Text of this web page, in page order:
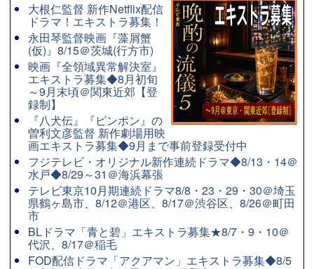
大根仁監督 新作Netflix配信
ドラマ！エキストラ募集！
永田琴監督映画『藻屑蟹
(仮)』8/15＠茨城(行方市)
映画『全領域異常解決室』
エキストラ募集◆8月初旬
～9月末頃＠関東近郊【登
録制】
『八犬伝』『ピンポン』の
曽利文彦監督 新作劇場用映
画エキストラ募集◆9月まで事前登録受付中
フジテレビ・オリジナル新作連続ドラマ◆8/13・14＠
水戸◆8/29～31＠海浜幕張
テレビ東京10月期連続ドラマ8/8・23・29・30＠埼玉
県鶴ヶ島市、8/12＠港区、8/17＠渋谷区、8/26＠町田
市
BLドラマ「青と碧」エキストラ募集★8/7・9・10＠
代沢、8/17＠稲毛
FOD配信ドラマ「アクアマン」エキストラ募集◆8/5